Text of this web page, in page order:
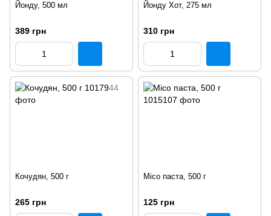
Йонду, 500 мл
389 грн
Йонду Хот, 275 мл
310 грн
Кочудян, 500 г
265 грн
Місо паста, 500 г
125 грн